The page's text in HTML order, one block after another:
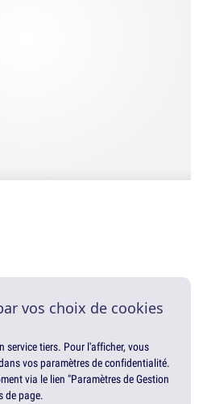
vos choix de cookies
service tiers. Pour l'afficher, vous
vos paramètres de confidentialité.
via le lien "Paramètres de Gestion
de page.